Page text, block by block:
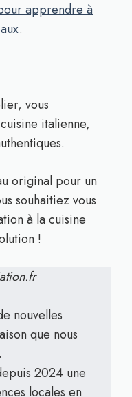
apprendre à
.
vous
italienne,
original pour un
souhaitiez vous
à la cuisine
!
nouvelles
que nous
2024 une
locales en